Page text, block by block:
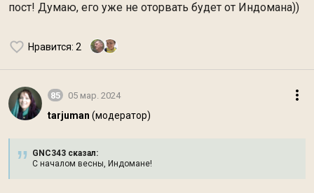
пост! Думаю, его уже не оторвать будет от Индомана))
Нравится: 2
85 05 мар. 2024
tarjuman (модератор)
GNC343 сказал:
С началом весны, Индомане!